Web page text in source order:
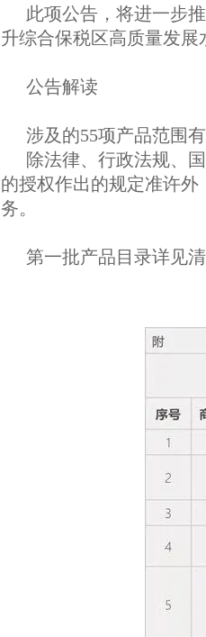
此项公告，将进一步
升综合保税区高质量发展
公告解读
涉及的55项产品范围
除法律、行政法规、
的授权作出的规定准许
务。
第一批产品目录详见